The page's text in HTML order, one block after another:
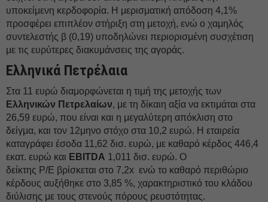
υποκείμενη κερδοφορία. Η μερισματική απόδοση 4,1%
προσφέρει επιπλέον στήριξη στη μετοχή, ενώ ο χαμηλός
συντελεστής β (0,19) υποδηλώνει περιορισμένη συσχέτιση
με τις ευρύτερες διακυμάνσεις της αγοράς.
Ελληνικά Πετρέλαια
Στα 11 ευρώ διαμορφώνεται η τιμή της μετοχής των
Ελληνικών Πετρελαίων, με τη δίκαιη αξία να εκτιμάται στα
26,59 ευρώ, που είναι και η μεγαλύτερη απόκλιση στο
δείγμα, και τον 12μηνο στόχο στα 10,2 ευρώ. Η εταιρεία
καταγράφει έσοδα 11,62 δισ. ευρώ, με καθαρό κέρδος 446,4
εκατ. ευρώ και EBITDA 1,011 δισ. ευρώ. Ο
δείκτης P/E βρίσκεται στο 7,2x ενώ το καθαρό περιθώριο
κέρδους αυξήθηκε στο 3,85 %, χαρακτηριστικό του κλάδου
διύλισης με τους στενούς πόρους ρευστότητας.